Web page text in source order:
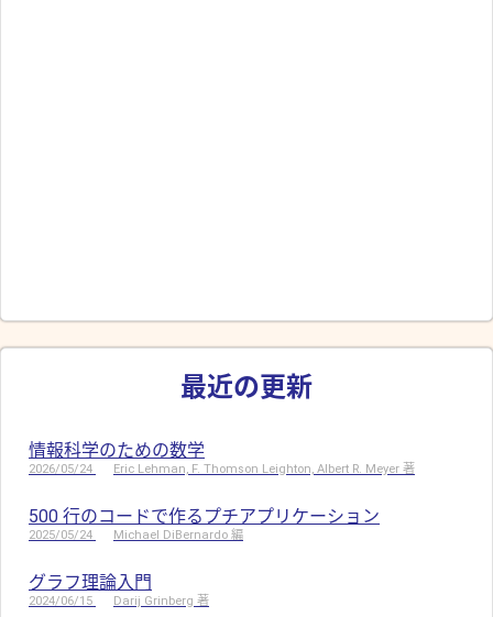
最近の更新
情報科学のための数学
2026/05/24 Eric Lehman, F. Thomson Leighton, Albert R. Meyer 著
500 行のコードで作るプチアプリケーション
2025/05/24 Michael DiBernardo 編
グラフ理論入門
2024/06/15 Darij Grinberg 著